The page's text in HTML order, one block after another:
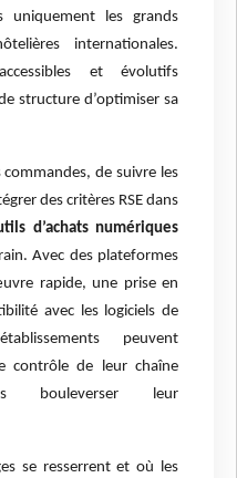
uniquement les grands
internationales.
et évolutifs
structure d’optimiser sa
commandes, de suivre les
des critères RSE dans
d’achats numériques
Avec des plateformes
rapide, une prise en
avec les logiciels de
peuvent
contrôle de leur chaîne
bouleverser leur
se resserrent et où les